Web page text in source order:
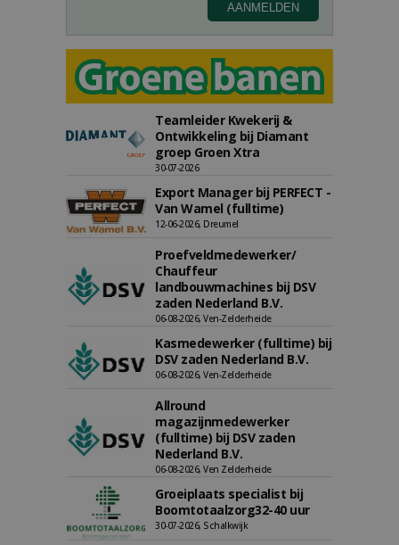
Teamleider Kwekerij &
Ontwikkeling bij Diamant
groep Groen Xtra
30-07-2026
Export Manager bij PERFECT -
Van Wamel (fulltime)
12-06-2026, Dreumel
Proefveldmedewerker/
Chauffeur
landbouwmachines bij DSV
zaden Nederland B.V.
06-08-2026, Ven-Zelderheide
Kasmedewerker (fulltime) bij
DSV zaden Nederland B.V.
06-08-2026, Ven-Zelderheide
Allround
magazijnmedewerker
(fulltime) bij DSV zaden
Nederland B.V.
06-08-2026, Ven Zelderheide
Groeiplaats specialist bij
Boomtotaalzorg32-40 uur
30-07-2026, Schalkwijk